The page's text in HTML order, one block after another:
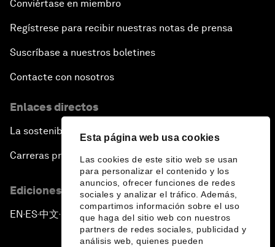
Esta página web usa cookies
Las cookies de este sitio web se usan
para personalizar el contenido y los
anuncios, ofrecer funciones de redes
sociales y analizar el tráfico. Además,
compartimos información sobre el uso
que haga del sitio web con nuestros
partners de redes sociales, publicidad y
análisis web, quienes pueden
Conviértase en miembro
Regístrese para recibir nuestras notas de prensa
Suscríbase a nuestros boletines
Contacte con nosotros
Enlaces directos
La sostenibilidad en el Foro
Carreras profesionales
Ediciones en otros idiomas
EN ▪ES▪中文▪ 日本語